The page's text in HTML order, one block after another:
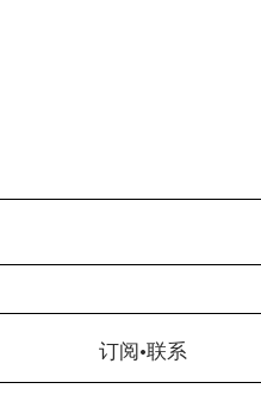
订阅·联系